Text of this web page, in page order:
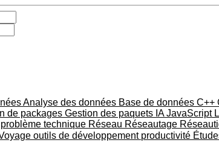
Analyse des données Base de données C++
de packages Gestion des paquets IAJavaScript
technique Réseau Réseautage
outils de développement productivité